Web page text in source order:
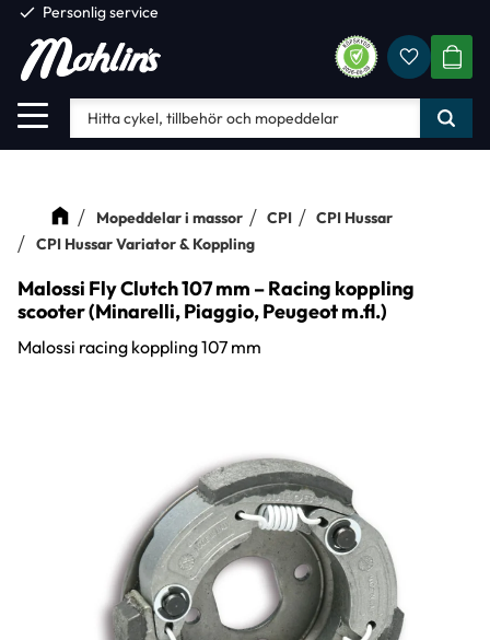
Meny
check Personlig service
Mopeddelar i massor CPI
CPI Hussar
CPI Hussar Variator & Koppling
Malossi Fly Clutch 107 mm – Racing koppling
scooter (Minarelli, Piaggio, Peugeot m.fl.)
Malossi racing koppling 107 mm